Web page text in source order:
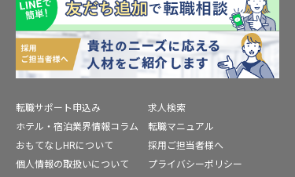
転職サポート申込み
求人検索
ホテル・宿泊業界情報コラム
転職マニュアル
おもてなしHRについて
採用ご担当者様へ
個人情報の取扱いについて
プライバシーポリシー